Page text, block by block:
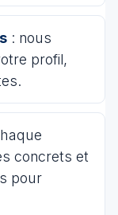
: nous
profil,
concrets et
pour